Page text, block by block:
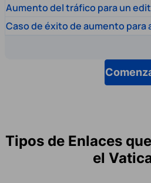
Aumento del tráfico para un
Caso de éxito de aumento para
Tipos de Enlaces
el